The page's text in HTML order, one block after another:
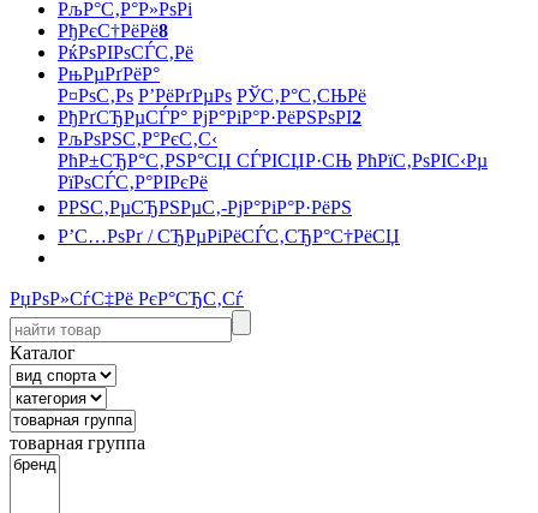
РљР°С‚Р°Р»РѕРі
РђРєС†РёРё8
РќРѕРІРѕСЃС‚Рё
РњРµРґРёР°
Р¤РѕС‚Рѕ Р’РёРґРµРѕ РЎС‚Р°С‚СЊРё
РђРґСЂРµСЃР° РјР°РіР°Р·РёРЅРѕРІ2
РљРѕРЅС‚Р°РєС‚С‹
РћР±СЂР°С‚РЅР°СЏ СЃРІСЏР·СЊ РћРїС‚РѕРІС‹Рµ
РїРѕСЃС‚Р°РІРєРё
РРЅС‚РµСЂРЅРµС‚-РјР°РіР°Р·РёРЅ
Р’С…РѕРґ / СЂРµРіРёСЃС‚СЂР°С†РёСЏ
РџРѕР»СѓС‡Рё РєР°СЂС‚Сѓ
Каталог
товарная группа